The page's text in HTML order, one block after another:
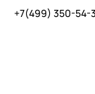
+7(499) 350-54-